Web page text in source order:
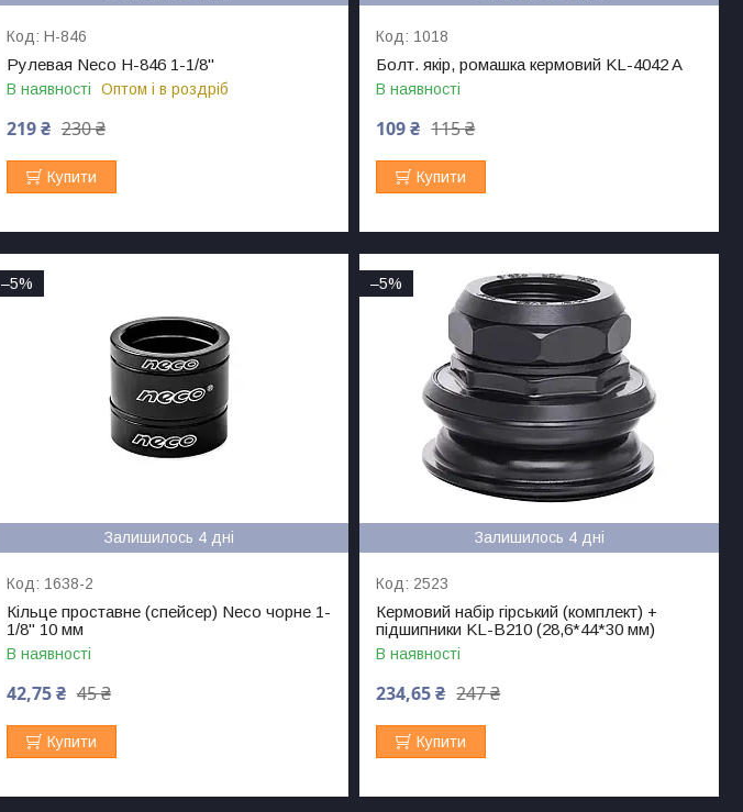
H-846
Рулевая Neco H-846 1-1/8"
В наявності Оптом і в роздріб
230 ₴
219 ₴
Купити
1018
Болт. якір, ромашка кермовий KL-4042 A
В наявності
115 ₴
109 ₴
Купити
–5%
Залишилось 4 дні
1638-2
Кільце проставне (спейсер) Neco чорне 1-
1/8" 10 мм
В наявності
45 ₴
42,75 ₴
Купити
–5%
Залишилось 4 дні
2523
Кермовий набір гірський (комплект) +
підшипники KL-B210 (28,6*44*30 мм)
В наявності
247 ₴
234,65 ₴
Купити